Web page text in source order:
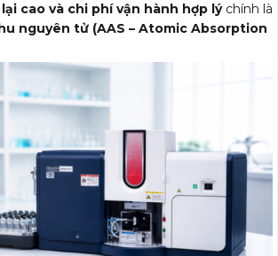
cao và chi phí vận hành hợp lýchính là
nguyên tử (AAS – Atomic Absorption